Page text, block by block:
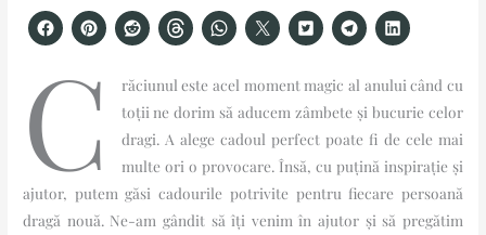
C
răciunul este acel moment magic al anului când cu
toții ne dorim să aducem zâmbete și bucurie celor
dragi. A alege cadoul perfect poate fi de cele mai
multe ori o provocare. Însă, cu puțină inspirație și
ajutor, putem găsi cadourile potrivite pentru fiecare persoană
dragă nouă. Ne-am gândit să îți venim în ajutor și să pregătim